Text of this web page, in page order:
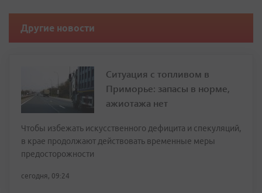
Другие новости
Ситуация с топливом в
Приморье: запасы в норме,
ажиотажа нет
Чтобы избежать искусственного дефицита и спекуляций,
в крае продолжают действовать временные меры
предосторожности
сегодня, 09:24